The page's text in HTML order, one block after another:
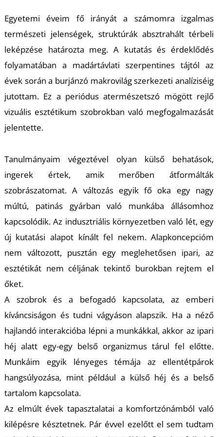
Egyetemi éveim fő irányát a számomra izgalmas
természeti jelenségek, struktúrák absztrahált térbeli
leképzése határozta meg. A kutatás és érdeklődés
folyamatában a madártávlati szerpentines tájtól az
évek során a burjánzó makrovilág szerkezeti analíziséig
jutottam. Ez a periódus atermészetszó mögött rejlő
vizuális esztétikum szobrokban való megfogalmazását
jelentette.
Tanulmányaim végeztével olyan külső behatások,
ingerek értek, amik merőben átformálták
szobrászatomat. A változás egyik fő oka egy nagy
múltú, patinás gyárban való munkába állásomhoz
kapcsolódik. Az indusztriális környezetben való lét, egy
új kutatási alapot kínált fel nekem. Alapkoncepcióm
nem változott, pusztán egy meglehetősen ipari, az
esztétikát nem céljának tekintő burokban rejtem el
őket.
A szobrok és a befogadó kapcsolata, az emberi
kíváncsiságon és tudni vágyáson alapszik. Ha a néző
hajlandó interakcióba lépni a munkákkal, akkor az ipari
héj alatt egy-egy belső organizmus tárul fel előtte.
Munkáim egyik lényeges témája az ellentétpárok
hangsúlyozása, mint például a külső héj és a belső
tartalom kapcsolata.
Az elmúlt évek tapasztalatai a komfortzónámból való
kilépésre késztetnek. Pár évvel ezelőtt el sem tudtam